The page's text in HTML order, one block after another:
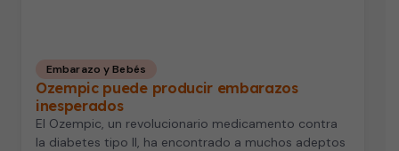
Embarazo y Bebés
Ozempic puede producir embarazos
inesperados
El Ozempic, un revolucionario medicamento contra
la diabetes tipo II, ha encontrado a muchos adeptos